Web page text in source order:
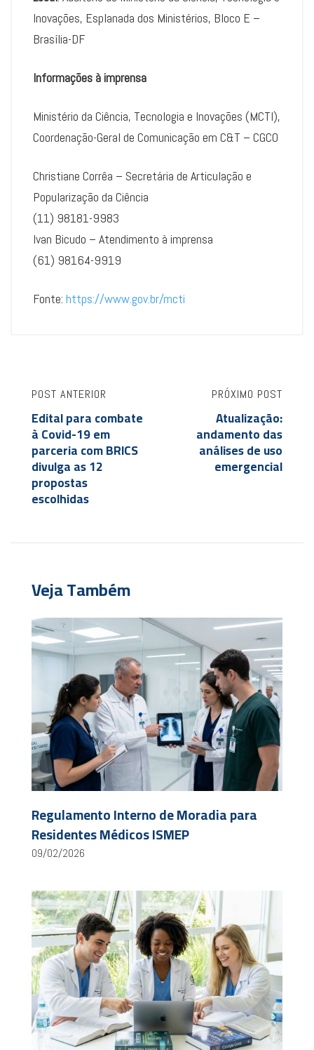
Inovações, Esplanada dos Ministérios, Bloco E –
Brasília-DF
Informações à imprensa
Ministério da Ciência, Tecnologia e Inovações (MCTI),
Coordenação-Geral de Comunicação em C&T – CGCO
Christiane Corrêa – Secretária de Articulação e
Popularização da Ciência
(11) 98181-9983
Ivan Bicudo – Atendimento à imprensa
(61) 98164-9919
Fonte: https://www.gov.br/mcti
POST ANTERIOR
Edital para combate
à Covid-19 em
parceria com BRICS
divulga as 12
propostas
escolhidas
PRÓXIMO POST
Atualização:
andamento das
análises de uso
emergencial
Veja Também
Regulamento Interno de Moradia para
Residentes Médicos ISMEP
09/02/2026